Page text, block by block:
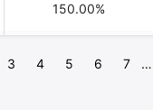
150.00%
3 4 5 6 7 …